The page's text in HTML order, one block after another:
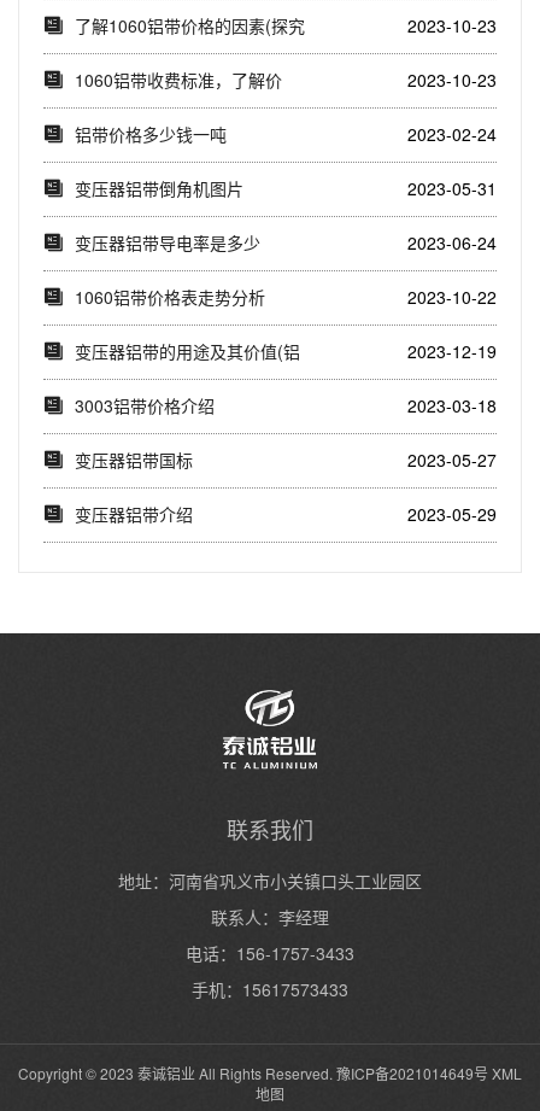
解变压器铝带...
了解1060铝带价格的因素(探究
1060铝...
2023-10-23
1060铝带收费标准，了解价
格？先来看看这...
2023-10-23
铝带价格多少钱一吨 2023-02-24
变压器铝带倒角机图片 2023-05-31
变压器铝带导电率是多少 2023-06-24
1060铝带价格表走势分析
(1060铝带价...
2023-10-22
变压器铝带的用途及其价值(铝
带在变压器中的...
2023-12-19
3003铝带价格介绍 2023-03-18
变压器铝带国标 2023-05-27
变压器铝带介绍 2023-05-29
联系我们
地址：河南省巩义市小关镇口头工业园区
联系人：李经理
电话：156-1757-3433
手机：15617573433
Copyright © 2023 泰诚铝业 All Rights Reserved. 豫ICP备2021014649号 XML
地图